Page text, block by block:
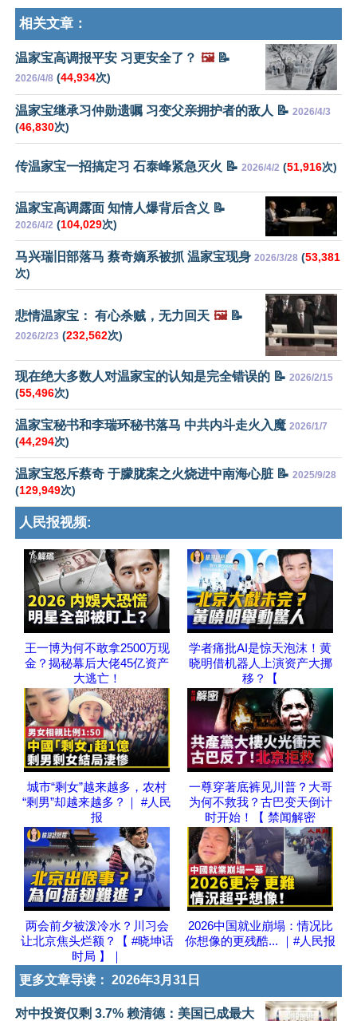
相关文章：
温家宝高调报平安 习更安全了？ 🖼️📝
2026/4/8 (44,934次)
温家宝继承习仲勋遗嘱 习变父亲拥护者的敌人 📝 2026/4/3
(46,830次)
传温家宝一招搞定习 石泰峰紧急灭火 📝 2026/4/2 (51,916次)
温家宝高调露面 知情人爆背后含义 📝
2026/4/2 (104,029次)
马兴瑞旧部落马 蔡奇嫡系被抓 温家宝现身 2026/3/28 (53,381
次)
悲情温家宝： 有心杀贼，无力回天 🖼️📝
2026/2/23 (232,562次)
现在绝大多数人对温家宝的认知是完全错误的 📝 2026/2/15
(55,496次)
温家宝秘书和李瑞环秘书落马 中共内斗走火入魔 2026/1/7
(44,294次)
温家宝怒斥蔡奇 于朦胧案之火烧进中南海心脏 📝 2025/9/28
(129,949次)
人民报视频:
王一博为何不敢拿2500万现
金？揭秘幕后大佬45亿资产
大逃亡！
学者痛批AI是惊天泡沫！黄
晓明借机器人上演资产大挪
移？【
城市“剩女”越来越多，农村
“剩男”却越来越多？｜ #人民
报
一尊穿著底裤见川普？大哥
为何不救我？古巴变天倒计
时开始！【 禁闻解密
两会前夕被泼冷水？川习会
让北京焦头烂额？【 #晓坤话
时局 】｜
2026中国就业崩塌：情况比
你想像的更残酷... ｜#人民报
更多文章导读： 2026年3月31日
对中投资仅剩 3.7% 赖清德：美国已成最大